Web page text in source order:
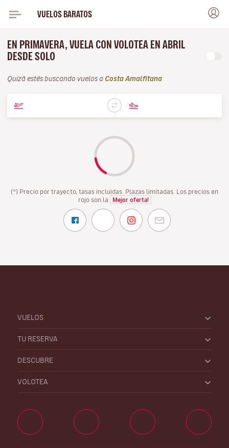
VUELOS BARATOS
EN PRIMAVERA, VUELA CON VOLOTEA EN ABRIL
DESDE SOLO
Quizá estés buscando vuelos a Costa Amalfitana
(*) Precio por trayecto, tasas incluidas. Plazas limitadas. Los precios en
rojo son la
Mejor oferta!
VUELOS
TU RESERVA
DESCUBRE
VOLOTEA